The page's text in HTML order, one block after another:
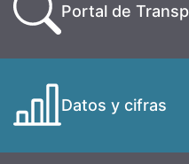
Portal de
Datos y cifras